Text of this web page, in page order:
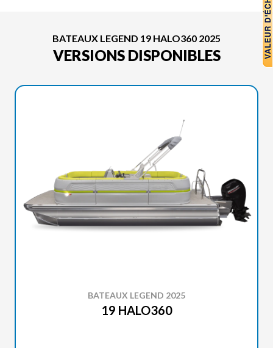
BATEAUX LEGEND 19 HALO360 2025
VERSIONS DISPONIBLES
BATEAUX LEGEND 2025
19 HALO360